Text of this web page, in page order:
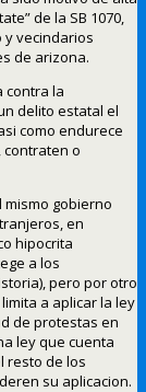
de la SB 1070,
y vecindarios
de arizona.
contra la
delito estatal el
como endurece
o
gobierno
en
hipocrita
a los
pero por otro
a aplicar la ley
de protestas en
ley que cuenta
resto de los
su aplicacion.